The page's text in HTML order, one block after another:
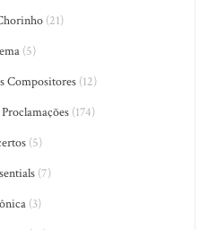
(21)
(5)
Compositores(12)
(174)
(5)
(7)
(3)